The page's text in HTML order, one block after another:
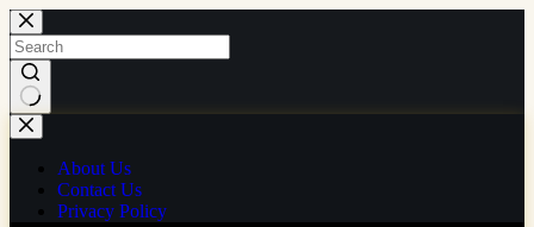
Skip
to
content
No
results
About Us
Contact Us
Privacy Policy